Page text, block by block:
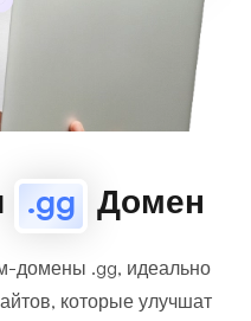
.gg Домен
домены .gg, идеально
которые улучшат